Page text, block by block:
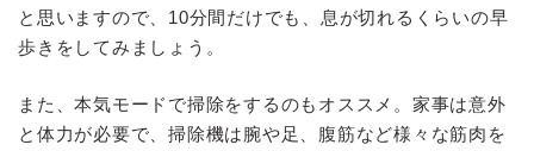
と思いますので、10分間だけでも、息が切れるくらいの早
歩きをしてみましょう。
また、本気モードで掃除をするのもオススメ。家事は意外
と体力が必要で、掃除機は腕や足、腹筋など様々な筋肉を